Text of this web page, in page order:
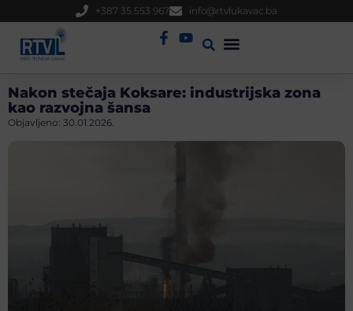
+387 35 553 967 info@rtvlukavac.ba
Nakon stečaja Koksare: industrijska zona
kao razvojna šansa
Objavljeno: 30.01.2026.